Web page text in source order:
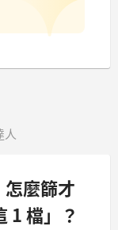
人
怎麼篩才
1 檔」？